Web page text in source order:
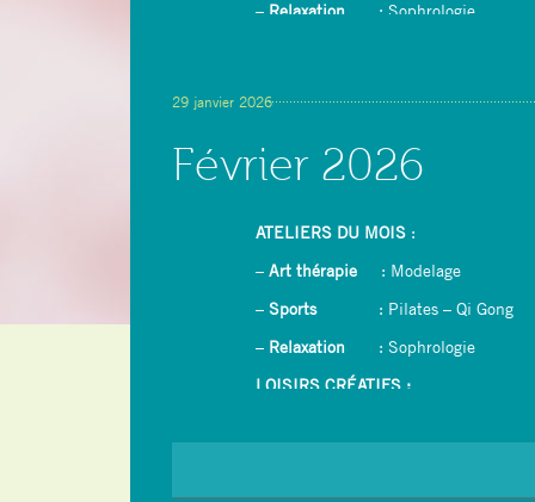
– Relaxation : Sophrologie
– Yoga du rire
29 janvier 2026
Février 2026
ATELIERS DU MOIS :
– Art thérapie : Modelage
– Sports
: Pilates – Qi Gong
– Relaxation : Sophrologie
LOISIRS CRÉATIFS :